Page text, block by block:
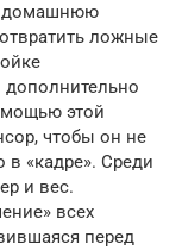
домашнюю
ложные
дополнительно
этой
чтобы он не
«кадре». Среди
и вес.
всех
перед